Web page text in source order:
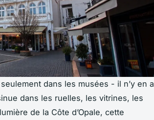
dans les musées - il n’y en a
dans les ruelles, les vitrines, les
de la Côte d’Opale, cette